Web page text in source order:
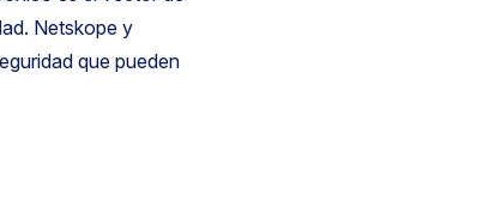
Netskope y
que pueden